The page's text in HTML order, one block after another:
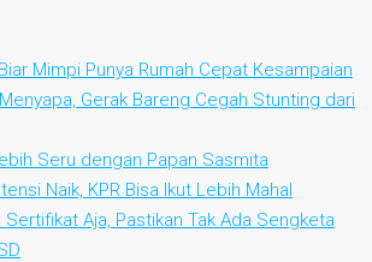
Mimpi Punya Rumah Cepat Kesampaian
Gerak Bareng Cegah Stunting dari
Seru dengan Papan Sasmita
Naik, KPR Bisa Ikut Lebih Mahal
Aja, Pastikan Tak Ada Sengketa